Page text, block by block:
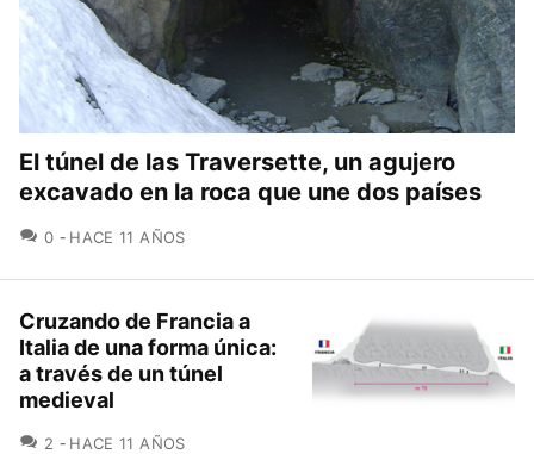
El túnel de las Traversette, un agujero
excavado en la roca que une dos países
0 COMENTARIOS
HACE 11 AÑOS
Cruzando de Francia a
Italia de una forma única:
a través de un túnel
medieval
2 COMENTARIOS
HACE 11 AÑOS